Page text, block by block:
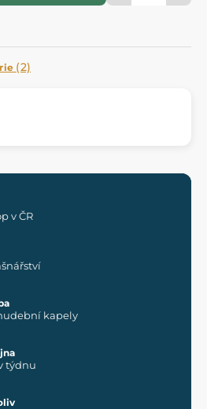
(2)
v ČR
kapely
týdnu